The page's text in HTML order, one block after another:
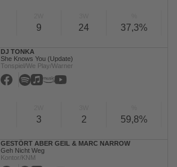
9 24 37,3%
DJ TONKA
She Knows You (Update)
Tonspiel/We Play/Warner
3 2 59,8%
GESTÖRT ABER GEIL & MARC NARROW
Geh Nicht Weg
Kontor/KNM